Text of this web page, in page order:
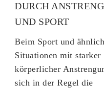
DURCH
UND SPORT
Beim Sport und
Situationen mit starker
körperlicher
sich in der Regel die